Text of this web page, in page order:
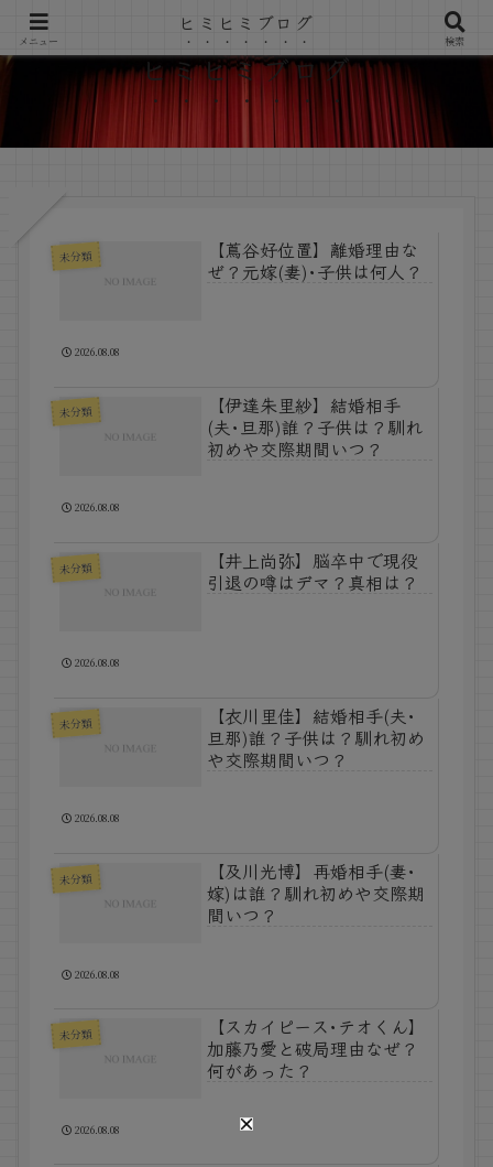
ヒミヒミブログ
未分類
【蔦谷好位置】離婚理由な
ぜ？元嫁(妻)･子供は何人？
2026.08.08
未分類
【伊達朱里紗】結婚相手
(夫･旦那)誰？子供は？馴れ
初めや交際期間いつ？
2026.08.08
未分類
【井上尚弥】脳卒中で現役
引退の噂はデマ？真相は？
2026.08.08
未分類
【衣川里佳】結婚相手(夫･
旦那)誰？子供は？馴れ初め
や交際期間いつ？
2026.08.08
未分類
【及川光博】再婚相手(妻･
嫁)は誰？馴れ初めや交際期
間いつ？
2026.08.08
未分類
【スカイピース･テオくん】
加藤乃愛と破局理由なぜ？
何があった？
2026.08.08
メニュー
ヒミヒミブログ
検索